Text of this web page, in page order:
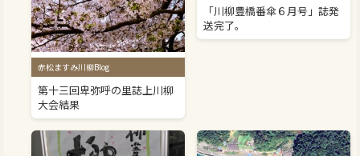
赤松ますみ川柳Blog
第十三回卑弥呼の里誌上川柳
大会結果
「川柳豊橋番傘６月号」誌発
送完了。